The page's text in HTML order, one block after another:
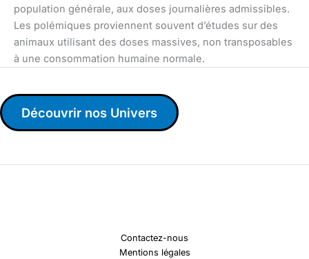
population générale, aux doses journalières admissibles.
Les polémiques proviennent souvent d’études sur des
animaux utilisant des doses massives, non transposables
à une consommation humaine normale.
Découvrir nos Univers
Contactez-nous
Mentions légales